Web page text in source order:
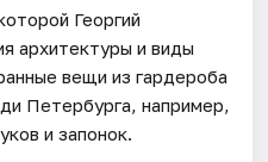
Георгий
архитектуры и виды
вещи из гардероба
Петербурга, например,
и запонок.